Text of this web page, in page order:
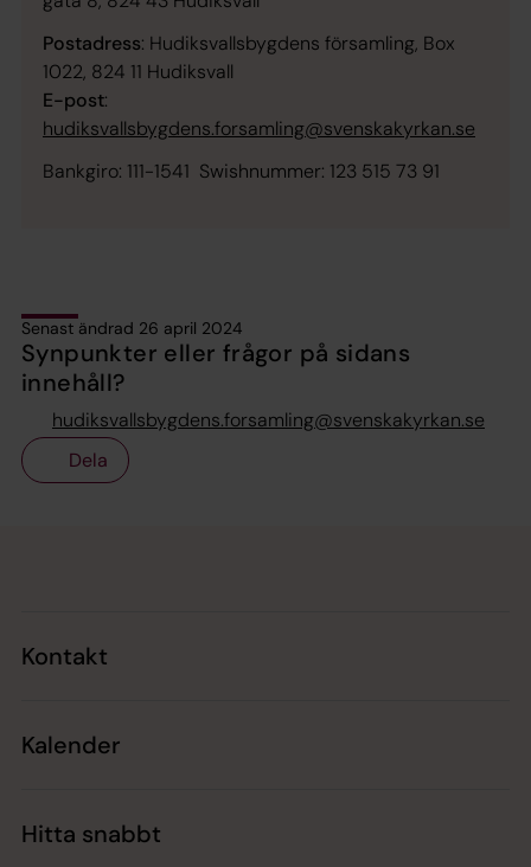
Postadress: Hudiksvallsbygdens församling, Box
1022, 824 11 Hudiksvall
E-post:
hudiksvallsbygdens.forsamling@svenskakyrkan.se
Bankgiro: 111-1541 Swishnummer: 123 515 73 91
Senast ändrad 26 april 2024
Synpunkter eller frågor på sidans
innehåll?
hudiksvallsbygdens.forsamling@svenskakyrkan.se
Dela
Kontakt
Kalender
Hitta snabbt